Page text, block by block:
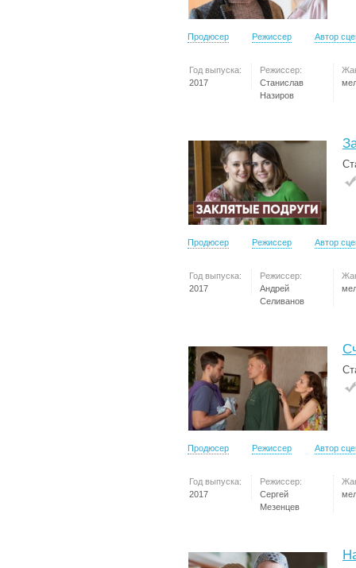
Продюсер Режиссер Автор
Год выпуска:
2017
Режиссер:
Станислав
Назиров
Продюсер Режиссер Автор
Год выпуска:
2017
Режиссер:
Андрей
Селиванов
Продюсер Режиссер Автор
Год выпуска:
2017
Режиссер:
Сергей
Мезенцев